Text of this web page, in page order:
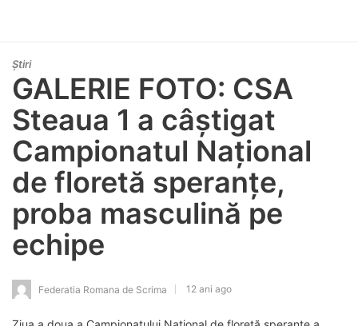
Știri
GALERIE FOTO: CSA
Steaua 1 a câștigat
Campionatul Național
de floretă speranțe,
proba masculină pe
echipe
Federatia Romana de Scrima 12 ani ago